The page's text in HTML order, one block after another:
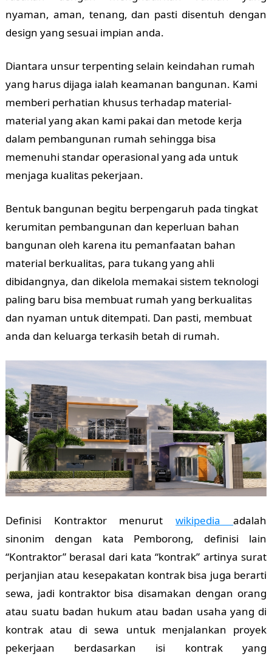
nyaman, aman, tenang, dan pasti disentuh dengan
design yang sesuai impian anda.
Diantara unsur terpenting selain keindahan rumah
yang harus dijaga ialah keamanan bangunan. Kami
memberi perhatian khusus terhadap material-
material yang akan kami pakai dan metode kerja
dalam pembangunan rumah sehingga bisa
memenuhi standar operasional yang ada untuk
menjaga kualitas pekerjaan.
Bentuk bangunan begitu berpengaruh pada tingkat
kerumitan pembangunan dan keperluan bahan
bangunan oleh karena itu pemanfaatan bahan
material berkualitas, para tukang yang ahli
dibidangnya, dan dikelola memakai sistem teknologi
paling baru bisa membuat rumah yang berkualitas
dan nyaman untuk ditempati. Dan pasti, membuat
anda dan keluarga terkasih betah di rumah.
Definisi Kontraktor menurutwikipediaadalah
sinonim dengan kata Pemborong, definisi lain
“Kontraktor” berasal dari kata “kontrak” artinya surat
perjanjian atau kesepakatan kontrak bisa juga berarti
sewa, jadi kontraktor bisa disamakan dengan orang
atau suatu badan hukum atau badan usaha yang di
kontrak atau di sewa untuk menjalankan proyek
pekerjaan berdasarkan isi kontrak yang